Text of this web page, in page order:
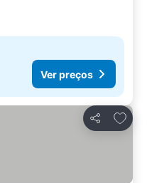
Ver preços
Partilhar